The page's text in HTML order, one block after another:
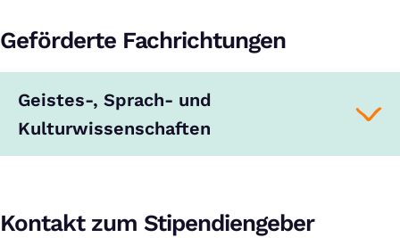
Geförderte Fachrichtungen
Geistes-, Sprach- und
Kulturwissenschaften
Kontakt zum Stipendiengeber